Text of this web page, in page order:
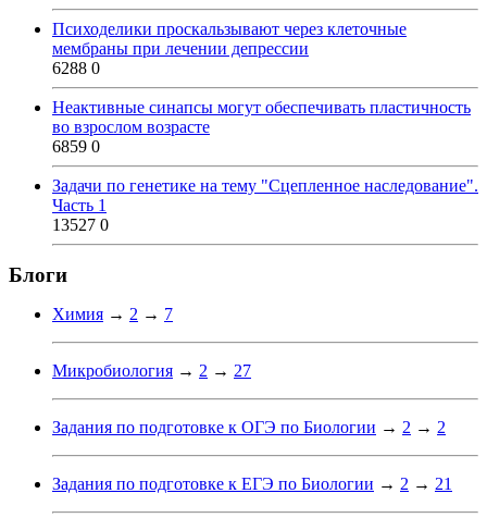
Психоделики проскальзывают через клеточные
мембраны при лечении депрессии
6288 0
Неактивные синапсы могут обеспечивать пластичность
во взрослом возрасте
6859 0
Задачи по генетике на тему "Сцепленное наследование".
Часть 1
13527 0
Блоги
Химия → 2 → 7
Микробиология → 2 → 27
Задания по подготовке к ОГЭ по Биологии → 2 → 2
Задания по подготовке к ЕГЭ по Биологии → 2 → 21